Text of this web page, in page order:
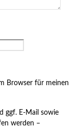
Browser für meinen
ggf. E-Mail sowie
werden –